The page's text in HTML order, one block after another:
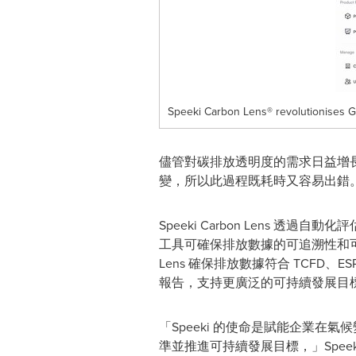
Speeki Carbon Lens® revolutionises
儘管對碳排放透明度的需求日益
變，所以此過程既耗時又容易出
Speeki Carbon Lens 透過自動化
工具可確保排放數據的可追溯性
Lens 確保排放數據符合 TCFD、
報告，支持更廣泛的可持續發展目
「Speeki 的使命是賦能企業在氣
準並推進可持續發展目標，」